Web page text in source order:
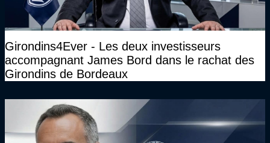
Girondins4Ever - Les deux investisseurs
accompagnant James Bord dans le rachat des
Girondins de Bordeaux